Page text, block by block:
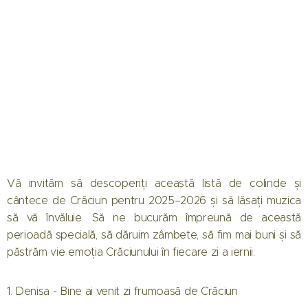
Vă invităm să descoperiți această listă de colinde și
cântece de Crăciun pentru 2025–2026 și să lăsați muzica
să vă învăluie. Să ne bucurăm împreună de această
perioadă specială, să dăruim zâmbete, să fim mai buni și să
păstrăm vie emoția Crăciunului în fiecare zi a iernii.
1. Denisa - Bine ai venit zi frumoasă de Crăciun